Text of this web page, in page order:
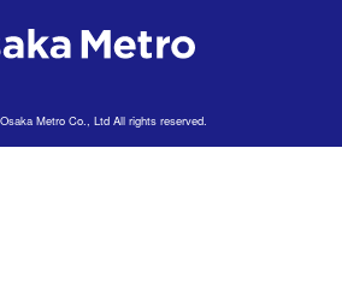
Metro Co., Ltd All rights reserved.